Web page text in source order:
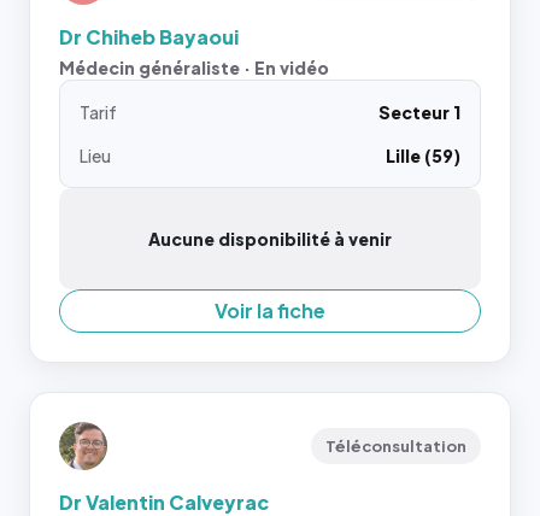
Dr Chiheb Bayaoui
Médecin généraliste · En vidéo
Tarif
Secteur 1
Lieu
Lille (59)
Aucune disponibilité à venir
Voir la fiche
Téléconsultation
Dr Valentin Calveyrac